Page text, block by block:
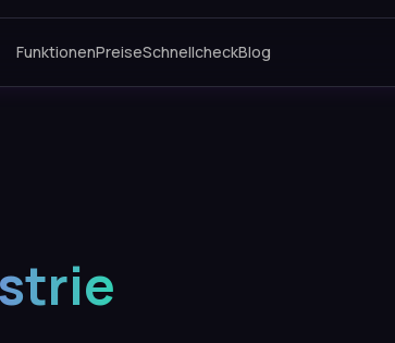
FunktionenPreiseSchnellcheckBlog